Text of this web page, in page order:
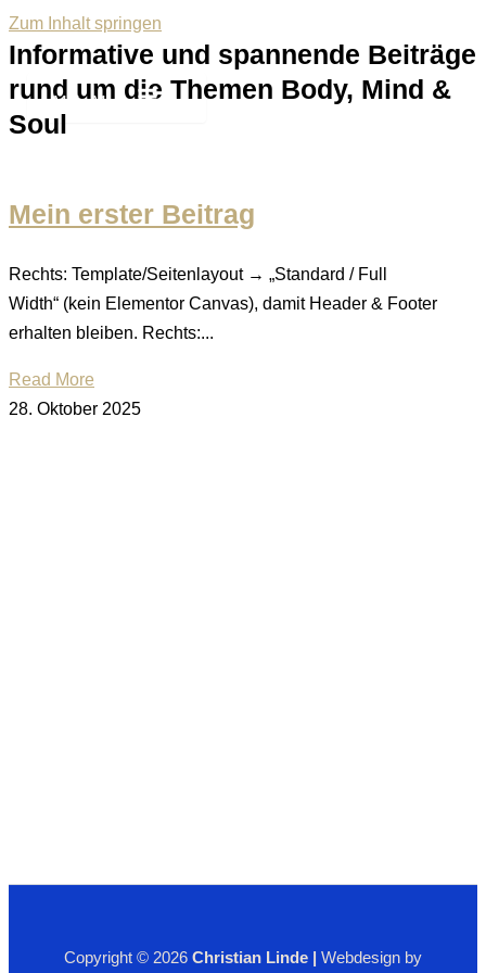
Zum Inhalt springen
Main Menu
Informative und spannende Beiträge
rund um die Themen Body, Mind &
Soul
Mein erster Beitrag
Rechts: Template/Seitenlayout → „Standard / Full
Width“ (kein Elementor Canvas), damit Header & Footer
erhalten bleiben. Rechts:...
Read More
28. Oktober 2025
Copyright © 2026 Christian Linde | Webdesign by